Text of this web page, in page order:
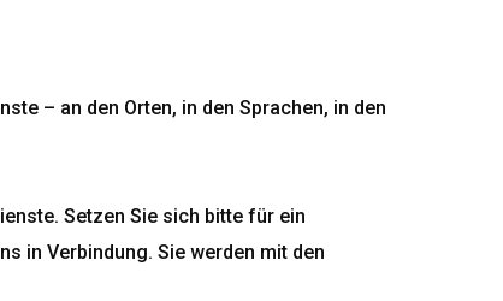
– an den Orten, in den Sprachen, in den
Setzen Sie sich bitte für ein
in Verbindung. Sie werden mit den